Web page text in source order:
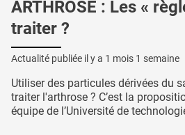
ARTHROSE : Les «
traiter ?
Actualité publiée il y a 1 mois 1 semaine
Utiliser des particules dérivées du
traiter l'arthrose ? C’est la
équipe de l’Université de